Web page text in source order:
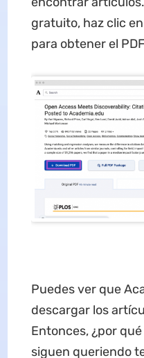
gratuito, haz clic
para obtener el
Puedes ver que
descargar los
Entonces, ¿por
siguen queriendo